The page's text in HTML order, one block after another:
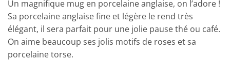
Un magnifique mug en porcelaine anglaise, on l’adore !
Sa porcelaine anglaise fine et légère le rend très
élégant, il sera parfait pour une jolie pause thé ou café.
On aime beaucoup ses jolis motifs de roses et sa
porcelaine torse.